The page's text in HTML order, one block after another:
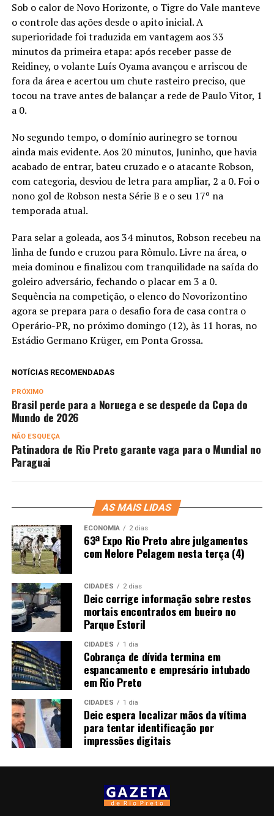
Sob o calor de Novo Horizonte, o Tigre do Vale manteve
o controle das ações desde o apito inicial. A
superioridade foi traduzida em vantagem aos 33
minutos da primeira etapa: após receber passe de
Reidiney, o volante Luís Oyama avançou e arriscou de
fora da área e acertou um chute rasteiro preciso, que
tocou na trave antes de balançar a rede de Paulo Vitor, 1
a 0.
No segundo tempo, o domínio aurinegro se tornou
ainda mais evidente. Aos 20 minutos, Juninho, que havia
acabado de entrar, bateu cruzado e o atacante Robson,
com categoria, desviou de letra para ampliar, 2 a 0. Foi o
nono gol de Robson nesta Série B e o seu 17º na
temporada atual.
Para selar a goleada, aos 34 minutos, Robson recebeu na
linha de fundo e cruzou para Rômulo. Livre na área, o
meia dominou e finalizou com tranquilidade na saída do
goleiro adversário, fechando o placar em 3 a 0.
Sequência na competição, o elenco do Novorizontino
agora se prepara para o desafio fora de casa contra o
Operário-PR, no próximo domingo (12), às 11 horas, no
Estádio Germano Krüger, em Ponta Grossa.
NOTÍCIAS RECOMENDADAS
PRÓXIMO
Brasil perde para a Noruega e se despede da Copa do
Mundo de 2026
NÃO ESQUEÇA
Patinadora de Rio Preto garante vaga para o Mundial no
Paraguai
AS MAIS LIDAS
ECONOMIA 2 dias
63ª Expo Rio Preto abre julgamentos
com Nelore Pelagem nesta terça (4)
CIDADES 2 dias
Deic corrige informação sobre restos
mortais encontrados em bueiro no
Parque Estoril
CIDADES 1 dia
Cobrança de dívida termina em
espancamento e empresário intubado
em Rio Preto
CIDADES 1 dia
Deic espera localizar mãos da vítima
para tentar identificação por
impressões digitais